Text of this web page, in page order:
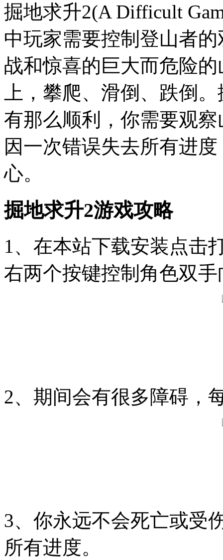
掘地求升2(A Difficult
中玩家需要控制登山者
战和惊喜的巨大而危险
上，攀爬、滑倒、跌倒
有那么顺利，你需要观
因一次错误失去所有进
心。
掘地求升2游戏攻略
1、在本站下载安装点击
右两个按键控制角色双
2、期间会有很多障碍，
3、你永远不会死亡或受
所有进度。